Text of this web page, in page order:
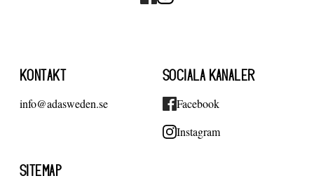
KONTAKT
info@adasweden.se
SOCIALA KANALER
Facebook
Instagram
SITEMAP